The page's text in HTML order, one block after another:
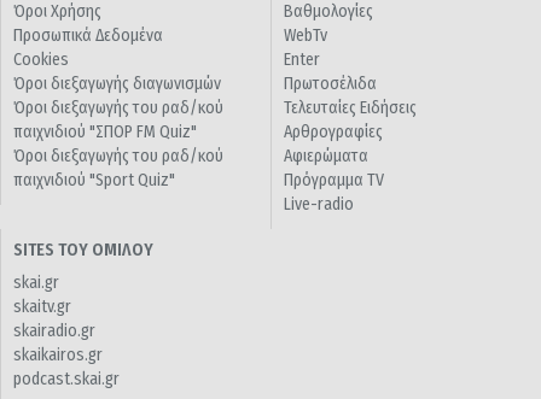
Όροι Χρήσης
Προσωπικά Δεδομένα
Cookies
Όροι διεξαγωγής διαγωνισμών
Όροι διεξαγωγής του ραδ/κού
παιχνιδιού "ΣΠΟΡ FM Quiz"
Όροι διεξαγωγής του ραδ/κού
παιχνιδιού "Sport Quiz"
Βαθμολογίες
WebTv
Enter
Πρωτοσέλιδα
Τελευταίες Ειδήσεις
Αρθρογραφίες
Αφιερώματα
Πρόγραμμα TV
Live-radio
SITES ΤΟΥ ΟΜΙΛΟΥ
skai.gr
skaitv.gr
skairadio.gr
skaikairos.gr
podcast.skai.gr